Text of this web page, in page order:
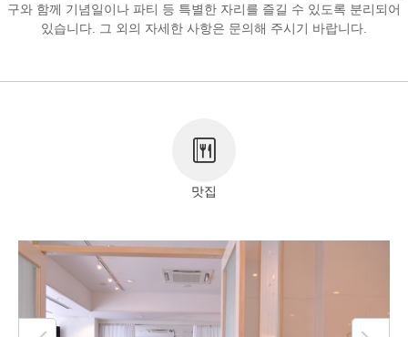
돗토리 중부 관광 추진기구 문의
구와 함께 기념일이나 파티 등 특별한 자리를 즐길 수 있도록 분리되어
있습니다. 그 외의 자세한 사항은 문의해 주시기 바랍니다.
맛집